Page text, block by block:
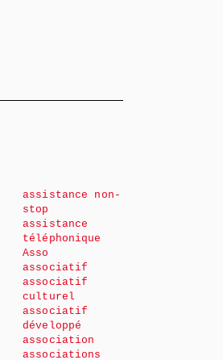
assistance non-
stop
assistance
téléphonique
Asso
associatif
associatif
culturel
associatif
développé
association
associations